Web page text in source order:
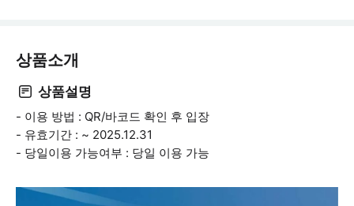
상품소개
상품설명
- 이용 방법 : QR/바코드 확인 후 입장
- 유효기간 : ~ 2025.12.31
- 당일이용 가능여부 : 당일 이용 가능